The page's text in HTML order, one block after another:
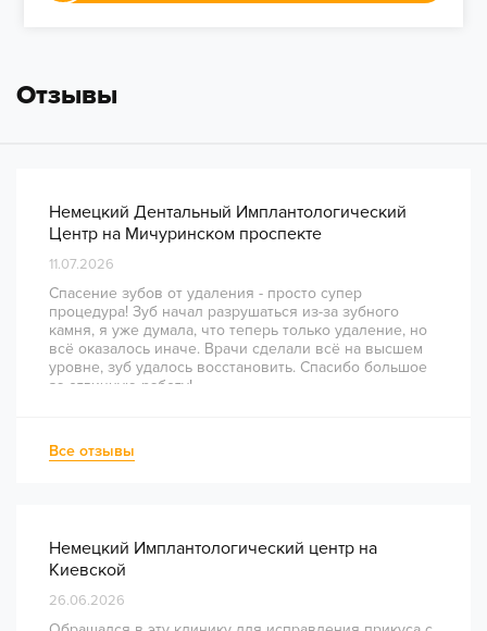
Отзывы
Немецкий Дентальный Имплантологический
Центр на Мичуринском проспекте
11.07.2026
Спасение зубов от удаления - просто супер
процедура! Зуб начал разрушаться из-за зубного
камня, я уже думала, что теперь только удаление, но
всё оказалось иначе. Врачи сделали всё на высшем
уровне, зуб удалось восстановить. Спасибо большое
за отличную работу!
Все отзывы
Немецкий Имплантологический центр на
Киевской
26.06.2026